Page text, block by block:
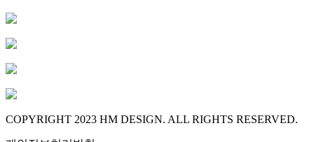
COPYRIGHT 2023 HM DESIGN. ALL RIGHTS RESERVED.